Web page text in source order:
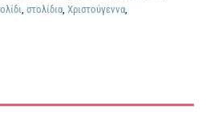
στολίδια Χριστούγεννα